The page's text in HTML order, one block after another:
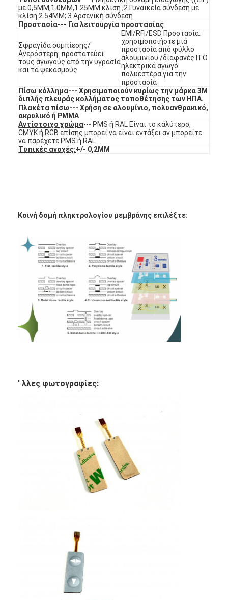
Διακόπτης μεμβρανών FPC
Αδιάβροχος διακόπτης μεμβρανών
Διακόπτης μεμβράνης ψηφιακής εκτύπωσης
διακόπτης μεμβράνης με φωτισμό από πίσω
Γραφική επικάλυψη
Ιατρικός διακόπτης μεμβρανών
Διακόπτης επίπεδης μεμβράνης
Προστατευτική ταινία και συσκευασία χαρτιού
με 0,5MM,1.0MM,1.25MM κλίση ;2 Γυναικεία σύνδεση με
κλίση 2.54MM; 3 Αρσενική σύνδεση
Προστασία--- Για λειτουργία προστασίας
Σφραγίδα συμπίεσης/
Ανερόστερη: προστατεύει
τους αγωγούς από την υγρασία
και τα ψεκασμούς
EMI/RFI/ESD Προστασία:
χρησιμοποιήστε μια
προστασία από φύλλο
αλουμινίου /διαφανές ITO
ηλεκτρικά αγωγό
πολυεστέρα για την
προστασία
Πίσω κόλλημα--- Χρησιμοποιούν κυρίως την μάρκα 3M
διπλής πλευράς κολλήματος τοποθέτησης των ΗΠΑ.
Πλακέτα πίσω--- Χρήση σε αλουμίνιο, πολυανθρακικό,
ακρυλικό ή PMMA
Αντίστοιχο χρώμα--- PMS ή RAL Είναι το καλύτερο,
CMYK ή RGB επίσης μπορεί να είναι εντάξει αν μπορείτε
να παρέχετε PMS ή RAL
Τυπικές ανοχές:+/- 0,2MM
Κοινή δομή πληκτρολογίου μεμβράνης επιλέξτε:
' λλες φωτογραφίες: